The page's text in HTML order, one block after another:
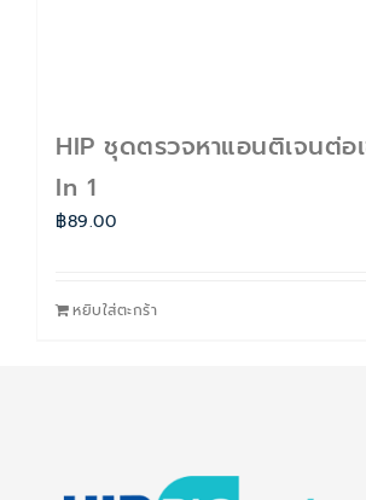
HIP ชุดตรวจหาแอนติเจนต่อ
In 1
฿89.00
หยิบใส่ตะกร้า